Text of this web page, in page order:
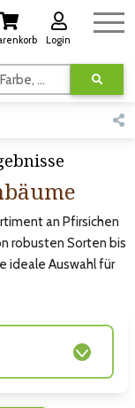
Login
Suchen nach Kategorie, Name, Stichwort, Farbe, usw.
an Pfirsichen
robusten Sorten bis
ideale Auswahl für